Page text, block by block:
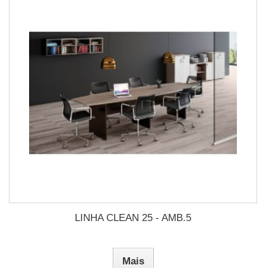
LINHA CLEAN 25 - AMB.5
Mais